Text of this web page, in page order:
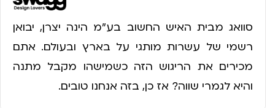
סוואג מבית האיש החשוב בע״מ הינה יצרן, יבואן
רשמי של עשרות מותגי על בארץ ובעולם. אתם
מכירים את הריגוש הזה כשמישהו מקבל מתנה
והיא לגמרי שווה? אז כן, בזה אנחנו טובים.